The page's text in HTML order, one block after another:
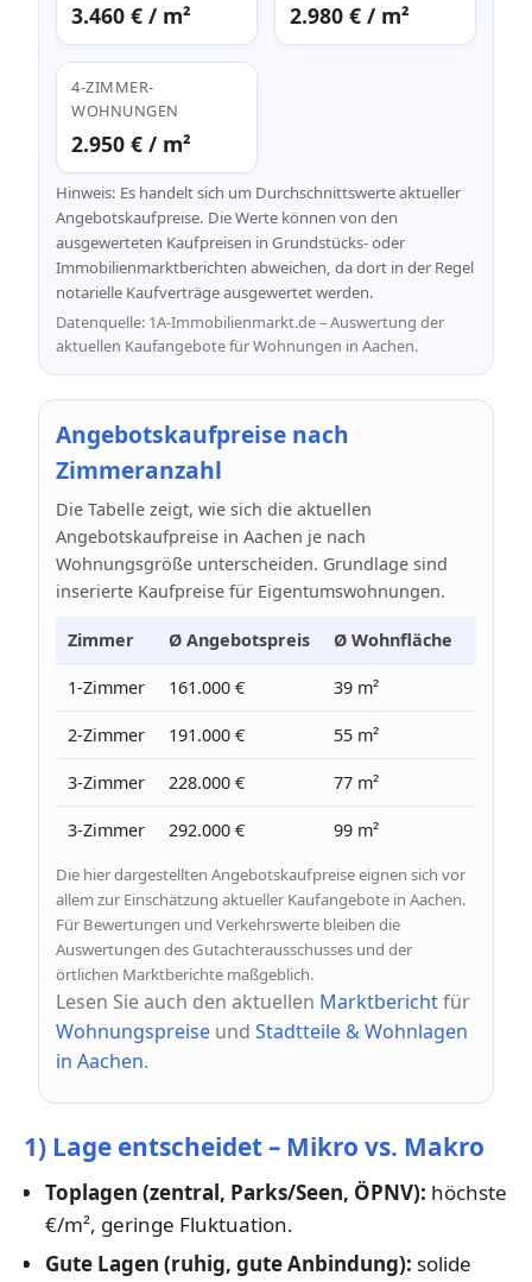
3.460 € / m² 2.980 € / m²
4-ZIMMER-
WOHNUNGEN
2.950 € / m²
Hinweis: Es handelt sich um Durchschnittswerte aktueller
Angebotskaufpreise. Die Werte können von den
ausgewerteten Kaufpreisen in Grundstücks- oder
Immobilienmarktberichten abweichen, da dort in der Regel
notarielle Kaufverträge ausgewertet werden.
Datenquelle: 1A-Immobilienmarkt.de – Auswertung der
aktuellen Kaufangebote für Wohnungen in Aachen.
Angebotskaufpreise nach
Zimmeranzahl
Die Tabelle zeigt, wie sich die aktuellen
Angebotskaufpreise in Aachen je nach
Wohnungsgröße unterscheiden. Grundlage sind
inserierte Kaufpreise für Eigentumswohnungen.
Zimmer Ø Angebotspreis Ø Wohnfläche
1-Zimmer 161.000 € 39 m²
2-Zimmer 191.000 € 55 m²
3-Zimmer 228.000 € 77 m²
3-Zimmer 292.000 € 99 m²
Die hier dargestellten Angebotskaufpreise eignen sich vor
allem zur Einschätzung aktueller Kaufangebote in Aachen.
Für Bewertungen und Verkehrswerte bleiben die
Auswertungen des Gutachterausschusses und der
örtlichen Marktberichte maßgeblich.
Lesen Sie auch den aktuellen Marktberichtfür
Wohnungspreise und Stadtteile & Wohnlagen
in Aachen.
1) Lage entscheidet – Mikro vs. Makro
Toplagen (zentral, Parks/Seen, ÖPNV): höchste
€/m², geringe Fluktuation.
Gute Lagen (ruhig, gute Anbindung): solide